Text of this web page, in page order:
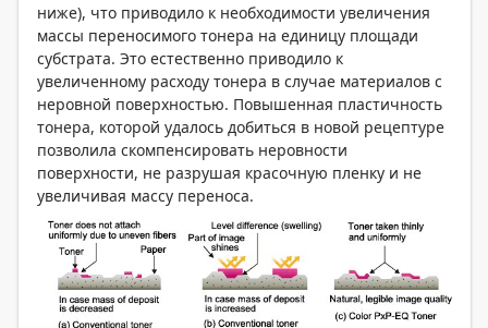
ниже), что приводило к необходимости увеличения
массы переносимого тонера на единицу площади
субстрата. Это естественно приводило к
увеличенному расходу тонера в случае материалов с
неровной поверхностью. Повышенная пластичность
тонера, которой удалось добиться в новой рецептуре
позволила скомпенсировать неровности
поверхности, не разрушая красочную пленку и не
увеличивая массу переноса.